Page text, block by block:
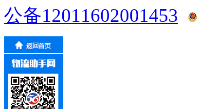
公备12011602001453